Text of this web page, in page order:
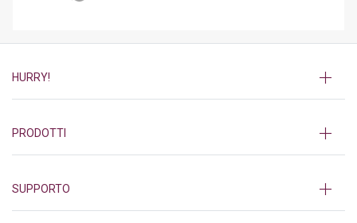
HURRY!
PRODOTTI
SUPPORTO